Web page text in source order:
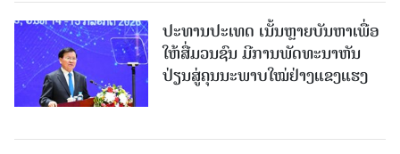
ປະທານປະເທດ ເນັ້ນຫຼາຍບັນຫາເພື່ອ
ໃຫ້ສື່ມວນຊົນ ມີການພັດທະນາຫັນ
ປ່ຽນສູ່ຄຸນນະພາບໃໝ່ຢ່າງແຂງແຮງ